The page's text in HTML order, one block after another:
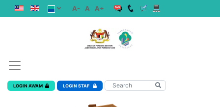
A- A A+
LOGIN AWAM LOGIN STAF